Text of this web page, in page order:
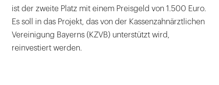
ist der zweite Platz mit einem Preisgeld von 1.500 Euro.
Es soll in das Projekt, das von der Kassenzahnärztlichen
Vereinigung Bayerns (KZVB) unterstützt wird,
reinvestiert werden.